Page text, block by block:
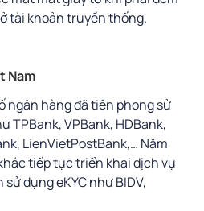
tài khoản truyền thống.
Nam
ngân hàng đã tiên phong sử
TPBank, VPBank, HDBank,
LienVietPostBank,… Năm
tiếp tục triển khai dịch vụ
dụng eKYC như BIDV,